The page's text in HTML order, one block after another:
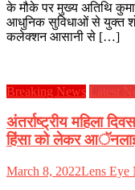
के मौके पर मुख्य अतिथि
आधुनिक सुविधाओं से युक्त
कलेक्शन आसानी से […]
Breaking News Latest
अंतर्राष्ट्रीय महिला
हिंसा को लेकर
March 8, 2022Lens Eye